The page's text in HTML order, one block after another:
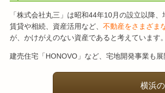
「株式会社丸三」は昭和44年10月の設立以降
賃貸や相続、資産活用など、 不動産をさまざま
が、かけがえのない資産であると考えています。
建売住宅「HONOVO」など、宅地開発事業も
横浜